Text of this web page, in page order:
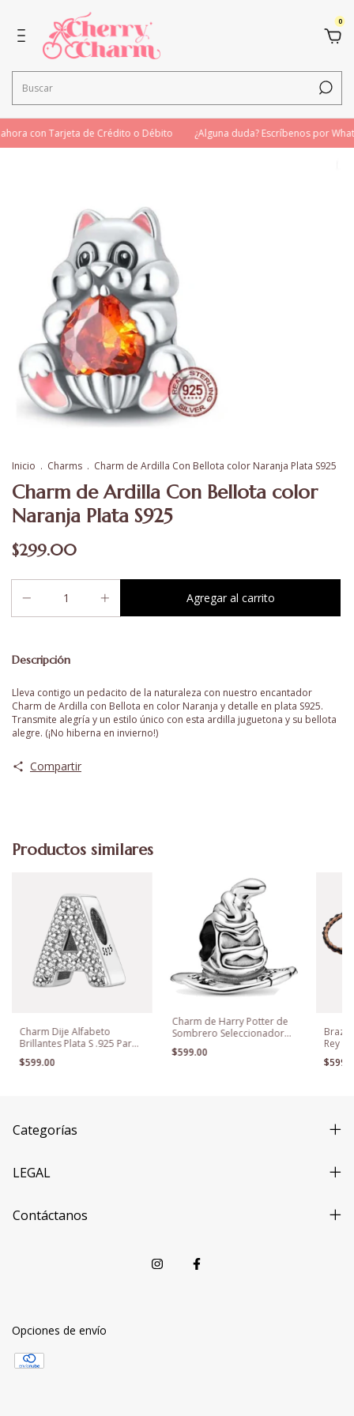
0
con Tarjeta de Crédito o Débito ¿Alguna duda? Escríbenos por
Inicio . Charms . Charm de Ardilla Con Bellota color Naranja Plata S925
Charm de Ardilla Con Bellota color
Naranja Plata S925
$299.00
Descripción
Lleva contigo un pedacito de la naturaleza con nuestro encantador
Charm de Ardilla con Bellota en color Naranja y detalle en plata S925.
Transmite alegría y un estilo único con esta ardilla juguetona y su bellota
alegre. (¡No hiberna en invierno!)
Compartir
Productos similares
Charm Dije Alfabeto
Brillantes Plata S .925 Para
Pandora
$599.00
Charm de Harry Potter de
Sombrero Seleccionador
Plata 925
$599.00
Rey
regalo
Categorías
LEGAL
Contáctanos
Opciones de envío